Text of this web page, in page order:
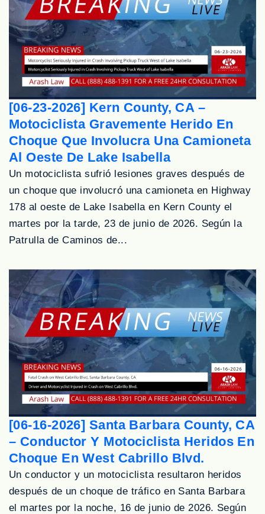
[06-23-2026] Kern County, CA –
Motociclista Gravemente Herido En
Choque Que Involucra Una Camioneta
Al Oeste De Lake Isabella
Un motociclista sufrió lesiones graves después de
un choque que involucró una camioneta en Highway
178 al oeste de Lake Isabella en Kern County el
martes por la tarde, 23 de junio de 2026. Según la
Patrulla de Caminos de...
[06-16-2026] Santa Barbara County, CA
– Conductor Y Motociclista Heridos En
Choque En West Cabrillo Blvd.
Un conductor y un motociclista resultaron heridos
después de un choque de tráfico en Santa Barbara
el martes por la noche, 16 de junio de 2026. Según